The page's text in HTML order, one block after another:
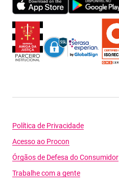
Política de Privacidade
Acesso ao Procon
Órgãos de Defesa do Consumidor
Trabalhe com a gente